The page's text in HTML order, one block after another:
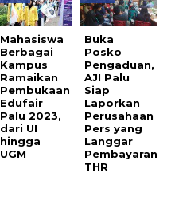
Mahasiswa
Berbagai
Kampus
Ramaikan
Pembukaan
Edufair
Palu 2023,
dari UI
hingga
UGM
Buka
Posko
Pengaduan,
AJI Palu
Siap
Laporkan
Perusahaan
Pers yang
Langgar
Pembayaran
THR